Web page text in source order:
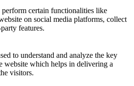
certain functionalities like
on social media platforms, collect
features.
to understand and analyze the key
website which helps in delivering a
visitors.